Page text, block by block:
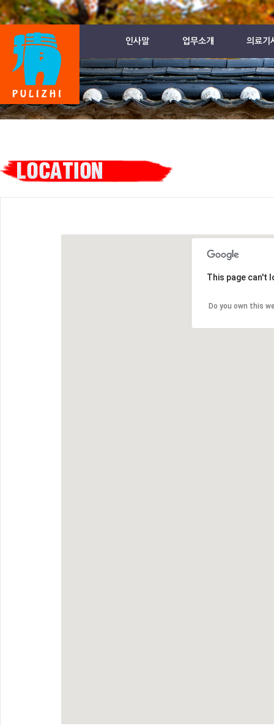
인사말 업무소개 의료기
This page can't
Do you own this